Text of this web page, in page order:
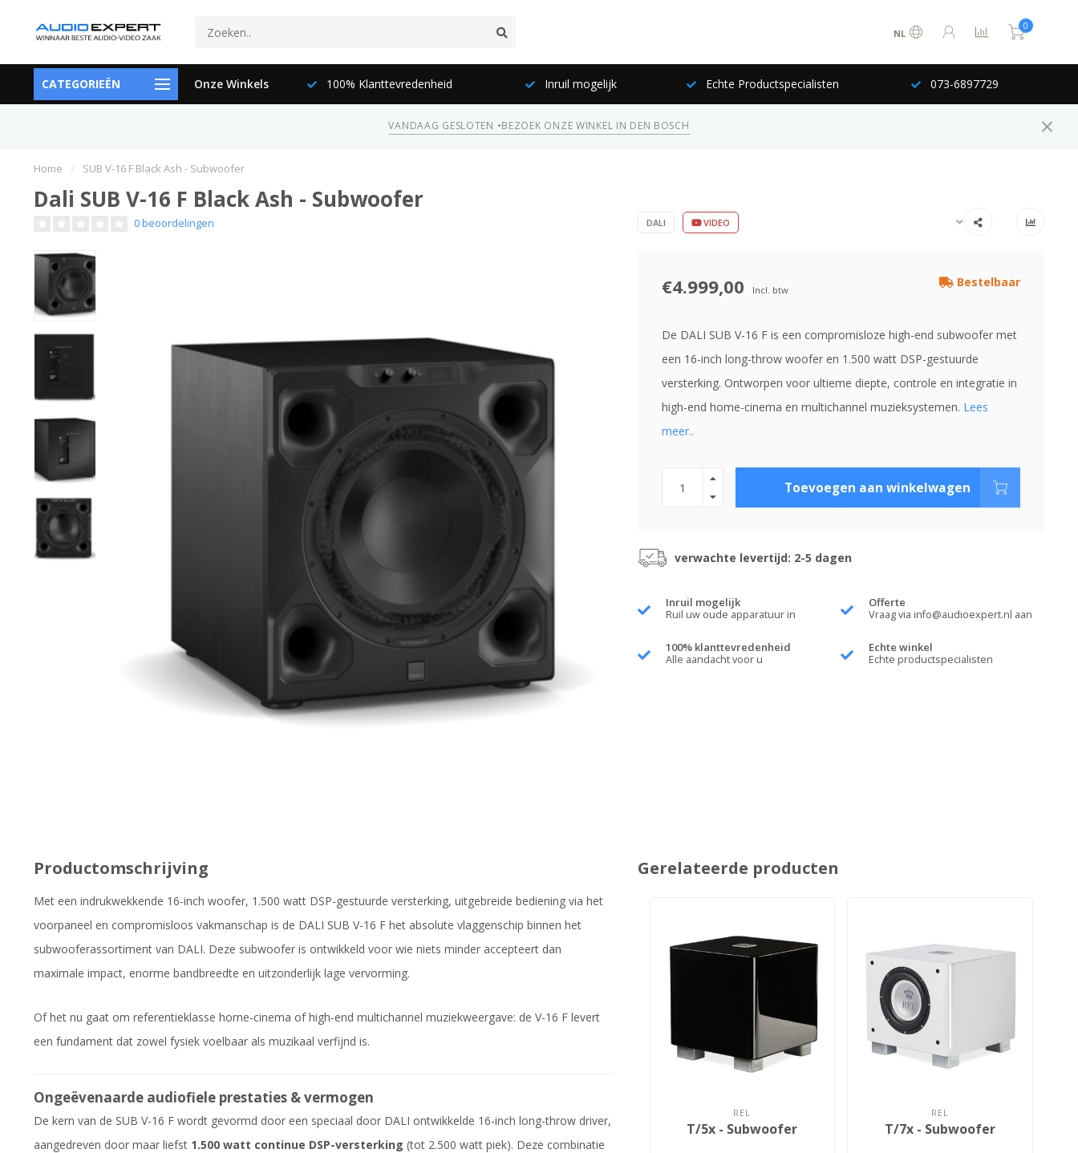
NL
0
CATEGORIEËN Onze Winkels
073-6897729 100% Klanttevredenheid Inruil mogelijk Echte Productspecialisten 073-6897729
VANDAAG GESLOTEN •BEZOEK ONZE WINKEL IN DEN BOSCH
Home / SUB V-16 F Black Ash - Subwoofer
Dali SUB V-16 F Black Ash - Subwoofer
0 beoordelingen DALI VIDEO
€4.999,00 Incl. btw
Bestelbaar
De DALI SUB V-16 F is een compromisloze high-end subwoofer met
een 16-inch long-throw woofer en 1.500 watt DSP-gestuurde
versterking. Ontworpen voor ultieme diepte, controle en integratie in
high-end home-cinema en multichannel muzieksystemen. Lees
meer..
Toevoegen aan winkelwagen
verwachte levertijd: 2-5 dagen
Inruil mogelijk
Ruil uw oude apparatuur in
Offerte
Vraag via info@audioexpert.nl aan
100% klanttevredenheid
Alle aandacht voor u
Echte winkel
Echte productspecialisten
Productomschrijving
Met een indrukwekkende 16-inch woofer, 1.500 watt DSP-gestuurde versterking, uitgebreide bediening via het
voorpaneel en compromisloos vakmanschap is de DALI SUB V-16 F het absolute vlaggenschip binnen het
subwooferassortiment van DALI. Deze subwoofer is ontwikkeld voor wie niets minder accepteert dan
maximale impact, enorme bandbreedte en uitzonderlijk lage vervorming.
Of het nu gaat om referentieklasse home-cinema of high-end multichannel muziekweergave: de V-16 F levert
een fundament dat zowel fysiek voelbaar als muzikaal verfijnd is.
Ongeëvenaarde audiofiele prestaties & vermogen
De kern van de SUB V-16 F wordt gevormd door een speciaal door DALI ontwikkelde 16-inch long-throw driver,
aangedreven door maar liefst 1.500 watt continue DSP-versterking (tot 2.500 watt piek). Deze combinatie
Gerelateerde producten
REL
T/5x - Subwoofer
REL
T/7x - Subwoofer